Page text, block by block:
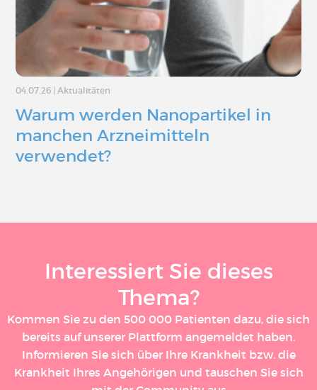
04.07.26 Aktualitäten
Warum werden Nanopartikel in
manchen Arzneimitteln
verwendet?
Interessiert Sie dieses
Thema?
Kommen Sie zu den 500 000 Patienten dazu, die sich
bereits auf unserer Plattform angemeldet haben.
Informieren Sie sich über Ihre Krankheit bzw. die
Krankheit Ihres Angehörigen und tauschen Sie sich